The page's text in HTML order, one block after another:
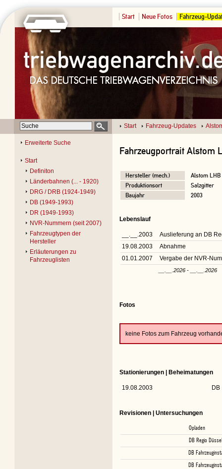
Start Neue Fotos Fahrzeug-
Start Fahrzeug-Updates
Erweiterte Suche
Start
Definiton
Länderbahnen (... - 1920)
DRG / DRB (1924-1949)
DB (1949-1993)
DR (1949-1993)
NVR-Nummern (seit 2007)
Fahrzeugtypen der
Hersteller
Erläuterungen zu
Fahrzeuglisten
Fahrzeugportrait Alstom
Hersteller (mech.)
Alstom LHB
Produktionsort
Salzgitter
Baujahr
2003
Lebenslauf
__.__.2003
Auslieferung an DB
19.08.2003
Abnahme
01.01.2007
Vergabe der NVR-
__.__.2026 - __.__.2026
Fotos
keine Fotos zum Fahrzeug
Stationierungen | Beheimatungen
19.08.2003 DB
Revisionen | Untersuchungen
Opladen
DB Regio
DB
DB